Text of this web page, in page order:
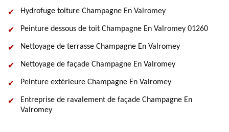
Hydrofuge toiture Champagne En Valromey
Peinture dessous de toit Champagne En Valromey 01260
Nettoyage de terrasse Champagne En Valromey
Nettoyage de façade Champagne En Valromey
Peinture extérieure Champagne En Valromey
Entreprise de ravalement de façade Champagne En
Valromey